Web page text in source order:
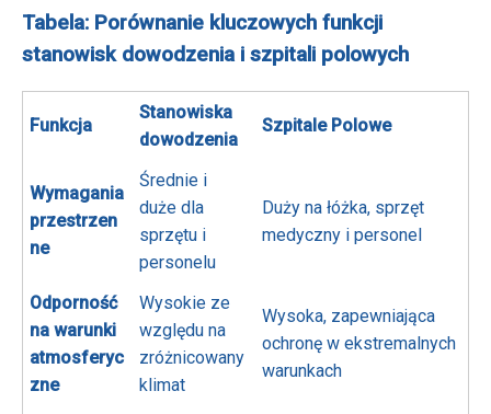
Tabela: Porównanie kluczowych funkcji
stanowisk dowodzenia i szpitali polowych
Funkcja
Stanowiska
dowodzenia
Szpitale Polowe
Wymagania
przestrzen
ne
Średnie i
duże dla
sprzętu i
personelu
Duży na łóżka, sprzęt
medyczny i personel
Odporność
na warunki
atmosferyc
zne
Wysokie ze
względu na
zróżnicowany
klimat
Wysoka, zapewniająca
ochronę w ekstremalnych
warunkach